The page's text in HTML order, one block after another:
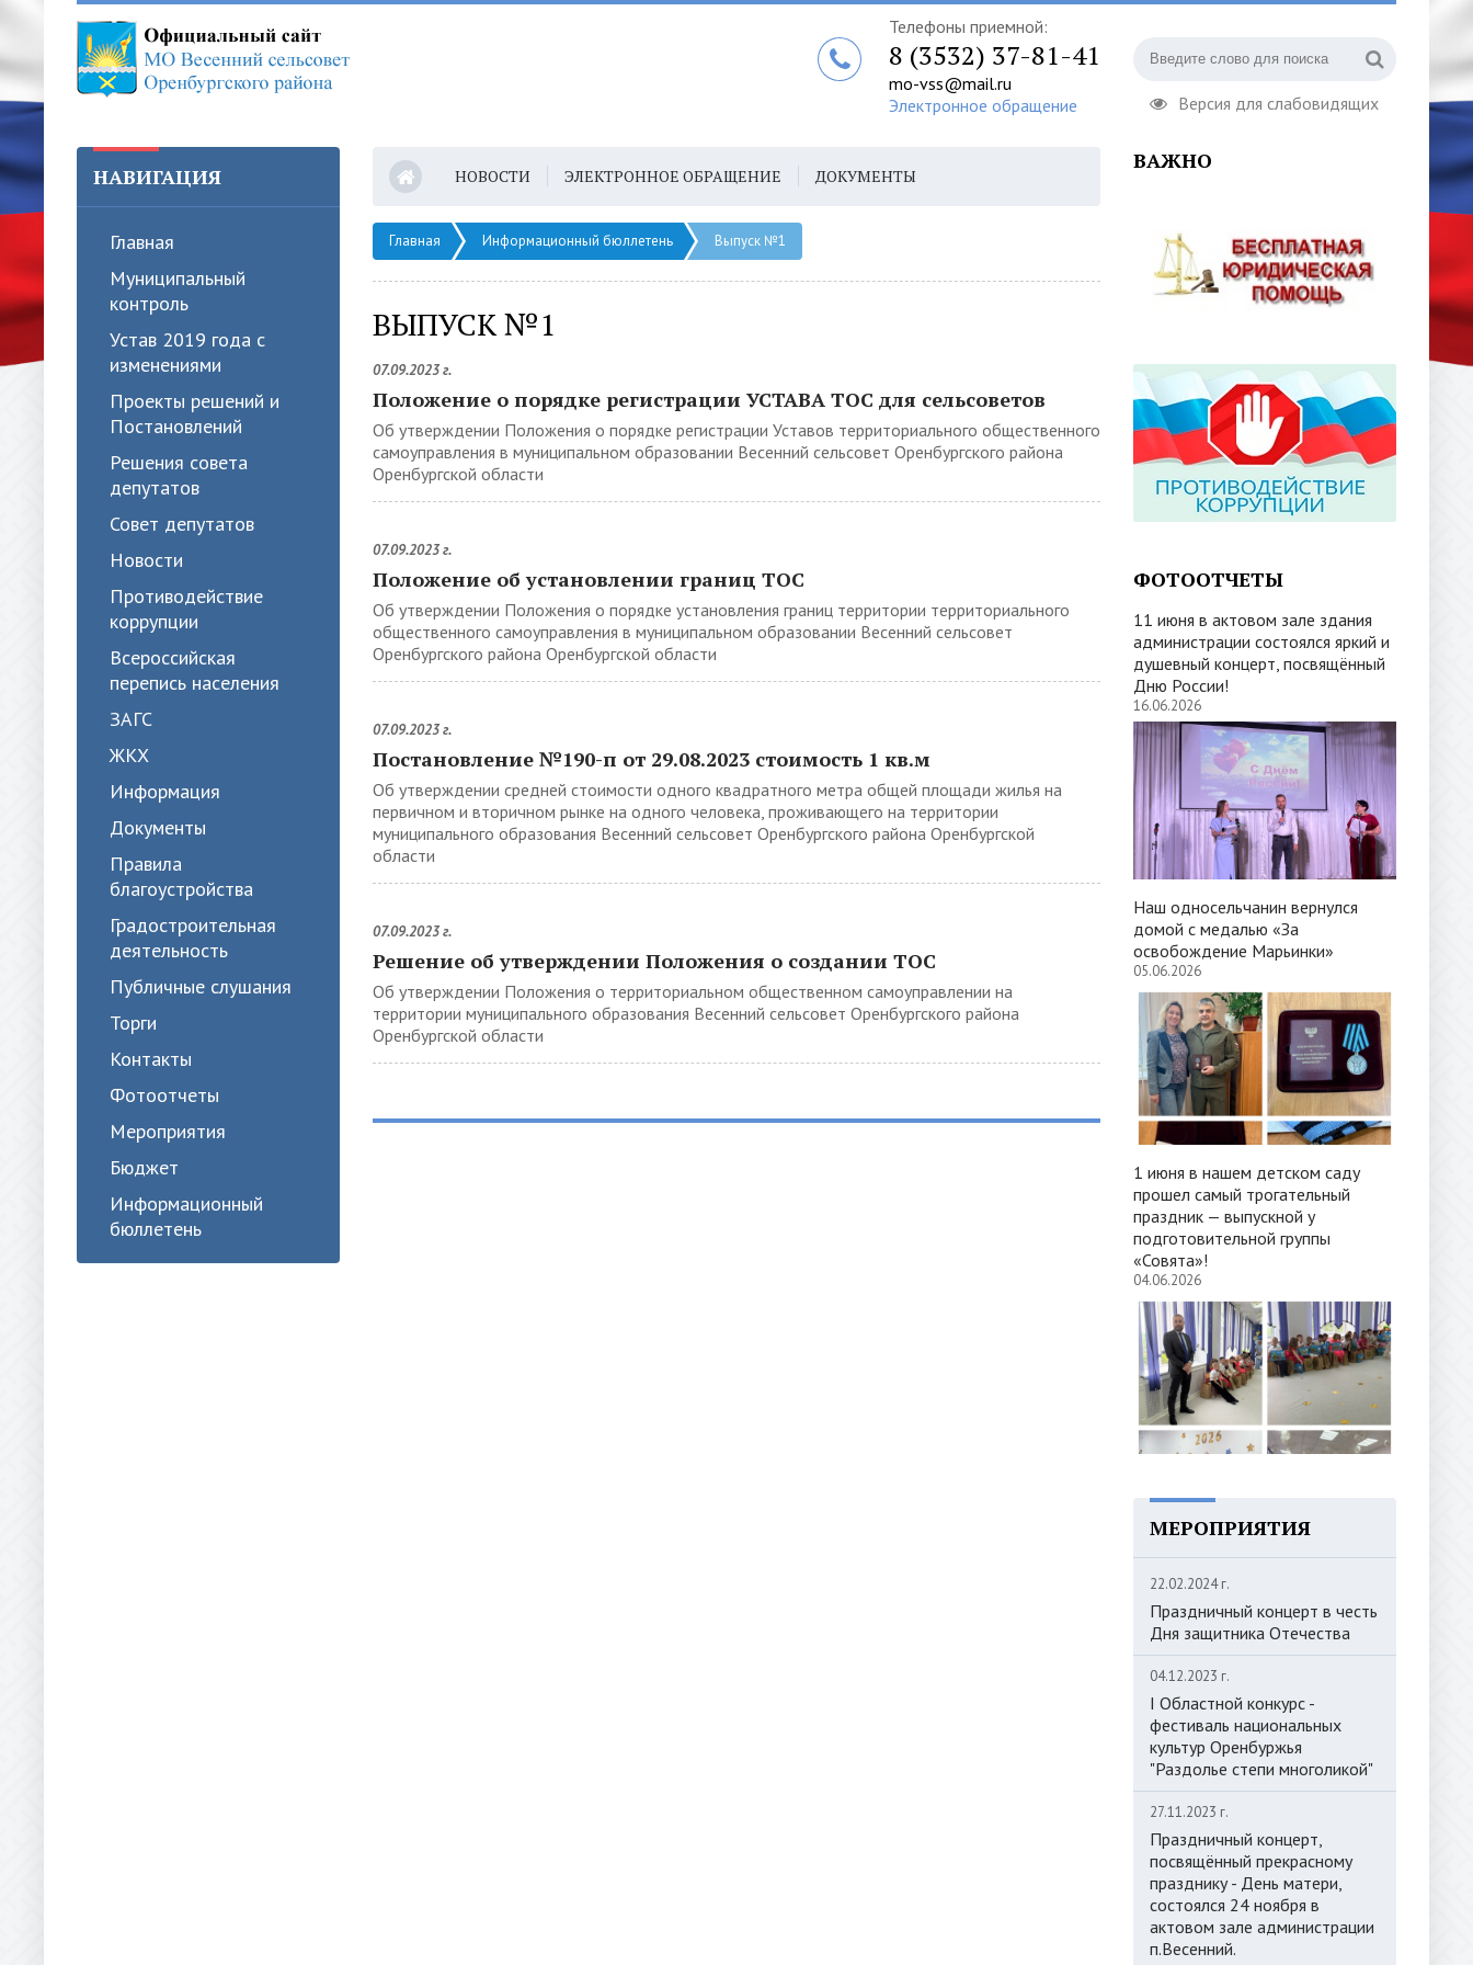
Версия для слабовидящих
Телефоны приемной:
8 (3532) 37-81-41
mo-vss@mail.ru
Электронное обращение
НАВИГАЦИЯ
Главная
Муниципальный
контроль
Устав 2019 года с
изменениями
Проекты решений и
Постановлений
Решения совета
депутатов
Совет депутатов
Новости
Противодействие
коррупции
Всероссийская
перепись населения
ЗАГС
ЖКХ
Информация
Документы
Правила
благоустройства
Градостроительная
деятельность
Публичные слушания
Торги
Контакты
Фотоотчеты
Мероприятия
Бюджет
Информационный
бюллетень
НОВОСТИ ЭЛЕКТРОННОЕ ОБРАЩЕНИЕ ДОКУМЕНТЫ
Главная Информационный бюллетень Выпуск №1
ВЫПУСК №1
07.09.2023 г.
Положение о порядке регистрации УСТАВА ТОС для сельсоветов
Об утверждении Положения о порядке регистрации Уставов территориального общественного
самоуправления в муниципальном образовании Весенний сельсовет Оренбургского района
Оренбургской области
07.09.2023 г.
Положение об установлении границ ТОС
Об утверждении Положения о порядке установления границ территории территориального
общественного самоуправления в муниципальном образовании Весенний сельсовет
Оренбургского района Оренбургской области
07.09.2023 г.
Постановление №190-п от 29.08.2023 стоимость 1 кв.м
Об утверждении средней стоимости одного квадратного метра общей площади жилья на
первичном и вторичном рынке на одного человека, проживающего на территории
муниципального образования Весенний сельсовет Оренбургского района Оренбургской
области
07.09.2023 г.
Решение об утверждении Положения о создании ТОС
Об утверждении Положения о территориальном общественном самоуправлении на
территории муниципального образования Весенний сельсовет Оренбургского района
Оренбургской области
ВАЖНО
ФОТООТЧЕТЫ
11 июня в актовом зале здания
администрации состоялся яркий и
душевный концерт, посвящённый
Дню России!
16.06.2026
Наш односельчанин вернулся
домой с медалью «За
освобождение Марьинки»
05.06.2026
1 июня в нашем детском саду
прошел самый трогательный
праздник — выпускной у
подготовительной группы
«Совята»!
04.06.2026
МЕРОПРИЯТИЯ
22.02.2024 г.
Праздничный концерт в честь
Дня защитника Отечества
04.12.2023 г.
I Областной конкурс -
фестиваль национальных
культур Оренбуржья
"Раздолье степи многоликой"
27.11.2023 г.
Праздничный концерт,
посвящённый прекрасному
празднику - День матери,
состоялся 24 ноября в
актовом зале администрации
п.Весенний.